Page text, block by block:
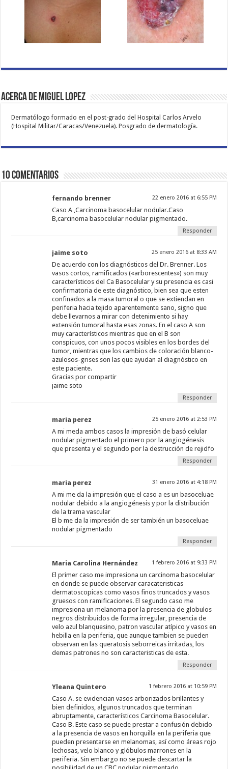
Acerca de Miguel Lopez
Dermatólogo formado en el post-grado del Hospital Carlos Arvelo
(Hospital Militar/Caracas/Venezuela). Posgrado de dermatología.
10 comentarios
fernando brenner 22 enero 2016 at 6:55 PM
Caso A ,Carcinoma basocelular nodular.Caso
B,carcinoma basocelular nodular pigmentado.
Responder
jaime soto 25 enero 2016 at 8:33 AM
De acuerdo con los diagnósticos del Dr. Brenner. Los
vasos cortos, ramificados («arborescentes») son muy
característicos del Ca Basocelular y su presencia es casi
confirmatoria de este diagnóstico, bien sea que esten
confinados a la masa tumoral o que se extiendan en
periferia hacia tejido aparentemente sano, signo que
debe llevarnos a mirar con detenimiento si hay
extensión tumoral hasta esas zonas. En el caso A son
muy característicos mientras que en el B son
conspicuos, con unos pocos visibles en los bordes del
tumor, mientras que los cambios de coloración blanco-
azulosos-grises son las que ayudan al diagnóstico en
este paciente.
Gracias por compartir
jaime soto
Responder
maria perez 25 enero 2016 at 2:53 PM
A mi meda ambos casos la impresión de basó celular
nodular pigmentado el primero por la angiogénesis
que presenta y el segundo por la destrucción de rejidfo
Responder
maria perez 31 enero 2016 at 4:18 PM
A mi me da la impresión que el caso a es un basoceluae
nodular debido a la angiogénesis y por la distribución
de la trama vascular
El b me da la impresión de ser también un basoceluae
nodular pigmentado
Responder
Maria Carolina Hernández 1 febrero 2016 at 9:33 PM
El primer caso me impresiona un carcinoma basocelular
en donde se puede observar caracateristicas
dermatoscopicas como vasos finos truncados y vasos
gruesos con ramificaciones. El segundo caso me
impresiona un melanoma por la presencia de globulos
negros distribuidos de forma irregular, presencia de
velo azul blanquesino, patron vascular atípico y vasos en
hebilla en la periferia, que aunque tambien se pueden
observan en las queratosis seborreicas irritadas, los
demas patrones no son caracteristicas de esta.
Responder
Yleana Quintero 1 febrero 2016 at 10:59 PM
Caso A. se evidencian vasos arborizados brillantes y
bien definidos, algunos truncados que terminan
abruptamente, característicos Carcinoma Basocelular.
Caso B. Este caso se puede prestar a confusión debido
a la presencia de vasos en horquilla en la periferia que
pueden presentarse en melanomas, así como áreas rojo
lechosas, velo blanco y glóbulos marrones en la
periferia. Sin embargo no se puede descartar la